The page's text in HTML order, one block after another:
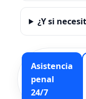
¿Y si
Asistencia
penal
24/7